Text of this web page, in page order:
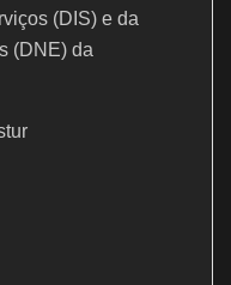
(DIS) e da
(DNE) da